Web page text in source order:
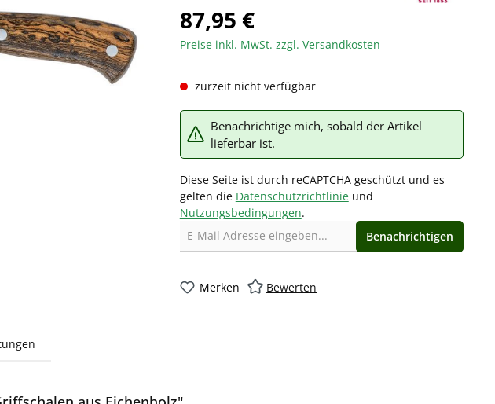
87,95 €
Preise inkl. MwSt. zzgl. Versandkosten
zurzeit nicht verfügbar
Benachrichtige mich, sobald der Artikel
lieferbar ist.
Diese Seite ist durch reCAPTCHA geschützt und es
gelten die Datenschutzrichtlinieund
Nutzungsbedingungen.
Benachrichtigen
Merken Bewerten